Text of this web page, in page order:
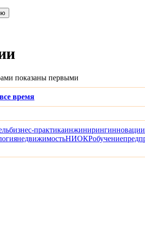
показаны первыми
время
бизнес-практикаинжинирингинновации
недвижимостьНИОКРобучение